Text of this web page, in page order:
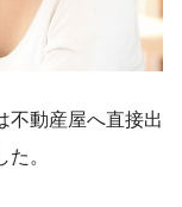
不動産屋へ直接出
。